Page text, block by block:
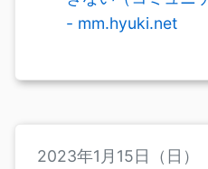
- mm.hyuki.net
2023年1月15日（日）